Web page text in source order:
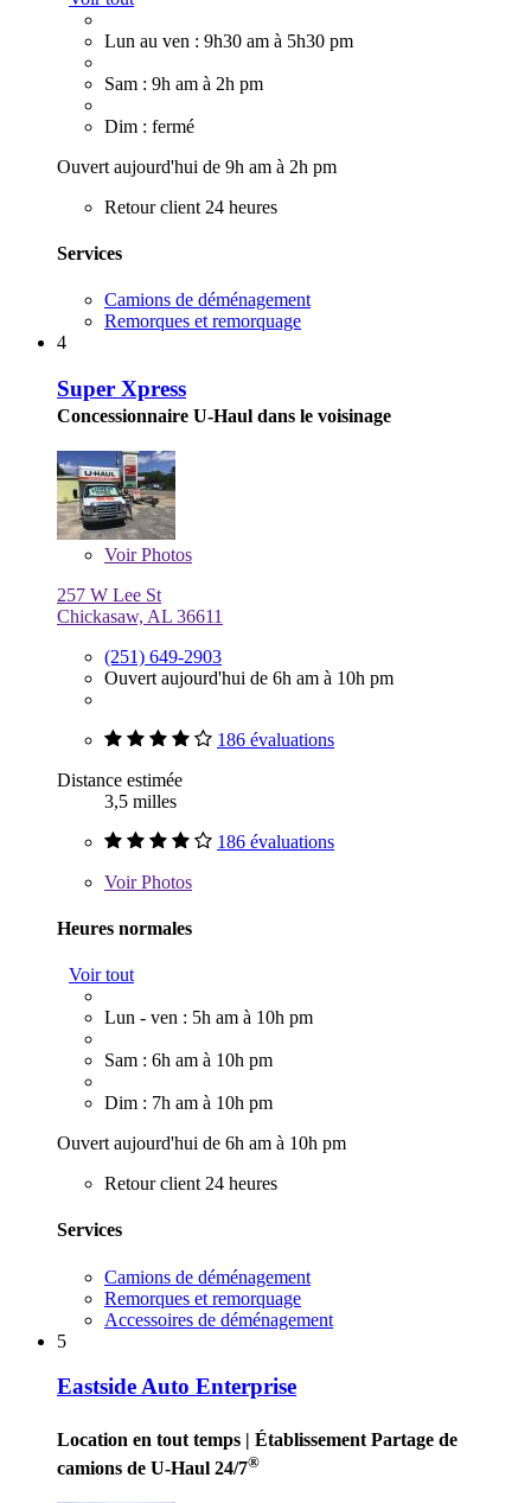
Lun au ven : 9h30 am à 5h30 pm
Sam : 9h am à 2h pm
Dim : fermé
Ouvert aujourd'hui de 9h am à 2h pm
Retour client 24 heures
Services
Camions de déménagement
Remorques et remorquage
4
Super Xpress
Concessionnaire U-Haul dans le voisinage
VoirPhotos
257 W Lee St
Chickasaw, AL 36611
(251) 649-2903
Ouvert aujourd'hui de 6h am à 10h pm
186 évaluations
Distance estimée
3,5 milles
186 évaluations
VoirPhotos
Heures normales
Voir tout
Lun - ven : 5h am à 10h pm
Sam : 6h am à 10h pm
Dim : 7h am à 10h pm
Ouvert aujourd'hui de 6h am à 10h pm
Retour client 24 heures
Services
Camions de déménagement
Remorques et remorquage
Accessoires de déménagement
5
Eastside Auto Enterprise
Location en tout temps | Établissement Partage de
camions de U-Haul 24/7®